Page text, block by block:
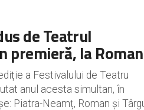
de Teatrul
premieră, la Roman
a Festivalului de Teatru
anul acesta simultan, în
Piatra-Neamț, Roman și